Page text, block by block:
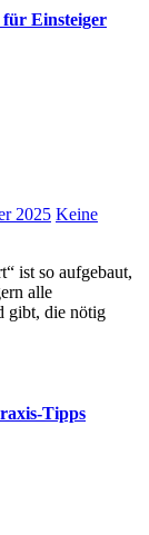
Einsteiger
2025 Keine
a‬lle
gibt, d‬ie nötig
Tipps